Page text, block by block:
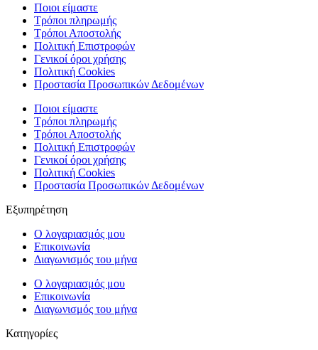
Ποιοι είμαστε
Τρόποι πληρωμής
Τρόποι Αποστολής
Πολιτική Επιστροφών
Γενικοί όροι χρήσης
Πολιτική Cookies
Προστασία Προσωπικών Δεδομένων
Ποιοι είμαστε
Τρόποι πληρωμής
Τρόποι Αποστολής
Πολιτική Επιστροφών
Γενικοί όροι χρήσης
Πολιτική Cookies
Προστασία Προσωπικών Δεδομένων
Εξυπηρέτηση
Ο λογαριασμός μου
Επικοινωνία
Διαγωνισμός του μήνα
Ο λογαριασμός μου
Επικοινωνία
Διαγωνισμός του μήνα
Κατηγορίες